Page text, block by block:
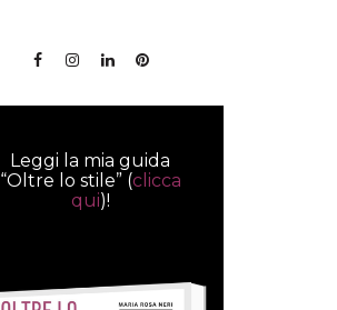
Leggi la mia guida
“Oltre lo stile” (clicca
qui)!